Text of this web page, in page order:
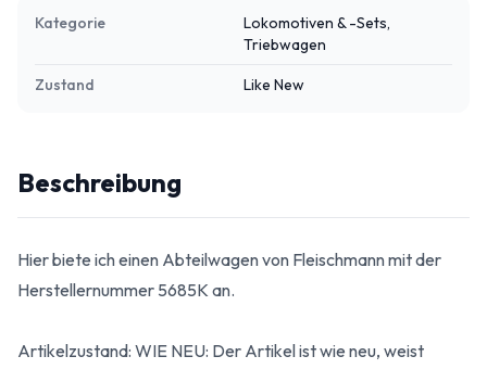
Kategorie
Lokomotiven & -Sets,
Triebwagen
Zustand Like New
Beschreibung
Hier biete ich einen Abteilwagen von Fleischmann mit der
Herstellernummer 5685K an.
Artikelzustand: WIE NEU: Der Artikel ist wie neu, weist